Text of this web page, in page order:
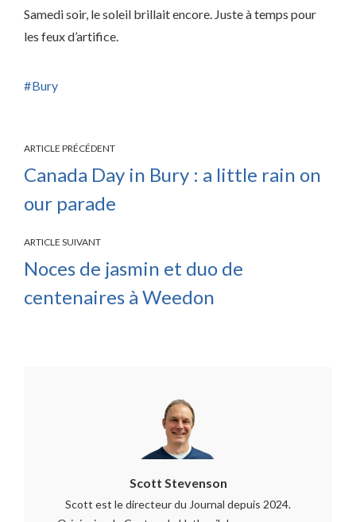
Samedi soir, le soleil brillait encore. Juste à temps pour
les feux d’artifice.
Bury
ARTICLE PRÉCÉDENT
Canada Day in Bury : a little rain on
our parade
ARTICLE SUIVANT
Noces de jasmin et duo de
centenaires à Weedon
Scott Stevenson
Scott est le directeur du Journal depuis 2024.